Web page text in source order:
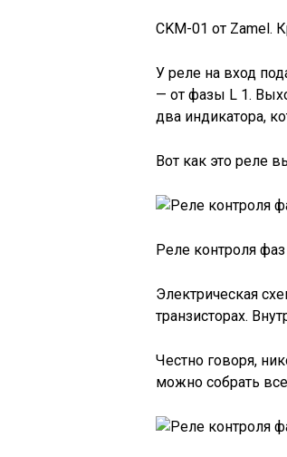
CKM-01 от Zamel.
У реле на вход
— от фазы L 1.
два индикатора,
Вот как это реле
Реле контроля
Электрическая
транзисторах.
Честно говоря,
можно собрать